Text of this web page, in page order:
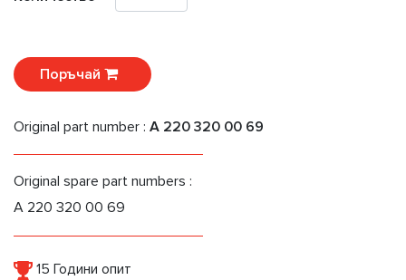
Поръчай
Original part number : A 220 320 00 69
Original spare part numbers :
A 220 320 00 69
15 Години опит